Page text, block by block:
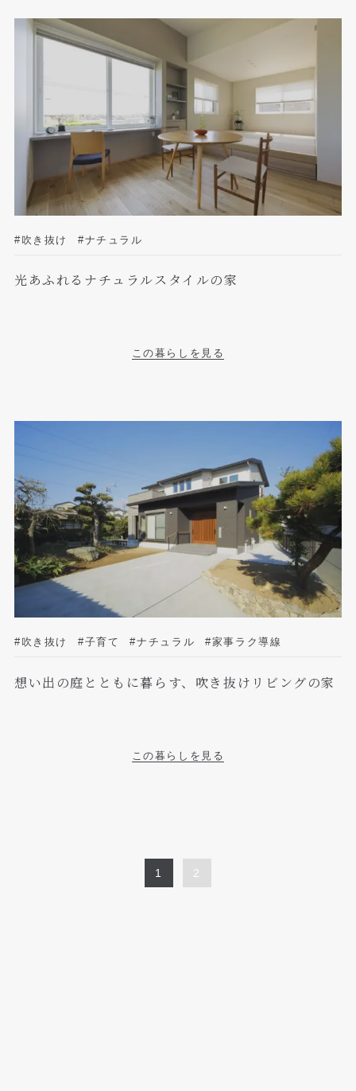
#吹き抜け #ナチュラル
光あふれるナチュラルスタイルの家
この暮らしを見る
#吹き抜け #子育て #ナチュラル #家事ラク導線
想い出の庭とともに暮らす、吹き抜けリビングの家
この暮らしを見る
1 2